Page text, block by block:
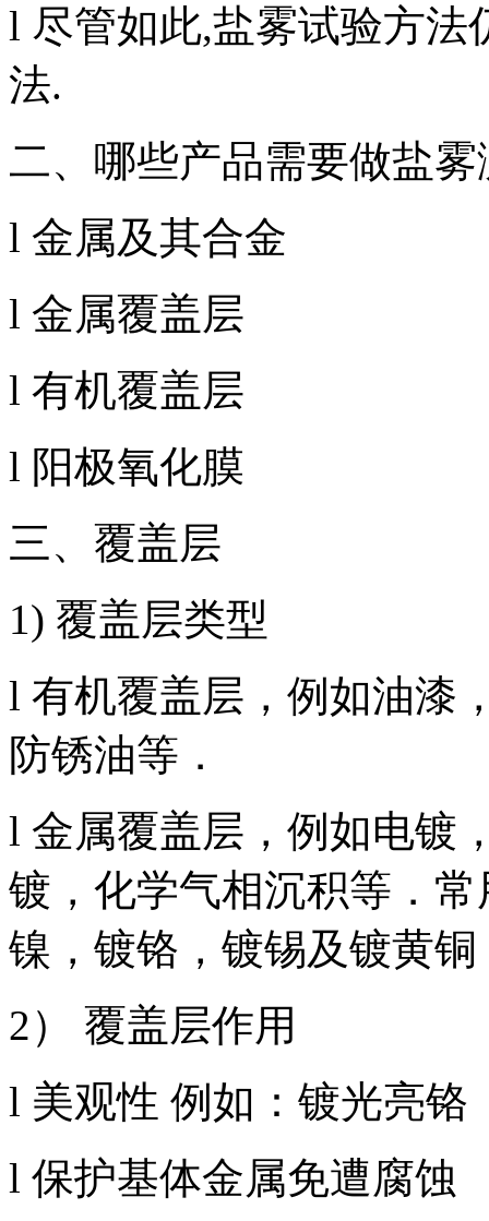
l 尽管如此,盐雾试验方法
法.
二、哪些产品需要做盐雾
l 金属及其合金
l 金属覆盖层
l 有机覆盖层
l 阳极氧化膜
三、覆盖层
1) 覆盖层类型
l 有机覆盖层，例如油漆
防锈油等．
l 金属覆盖层，例如电镀
镀，化学气相沉积等．
镍，镀铬，镀锡及镀黄
2） 覆盖层作用
l 美观性 例如：镀光亮铬
l 保护基体金属免遭腐蚀